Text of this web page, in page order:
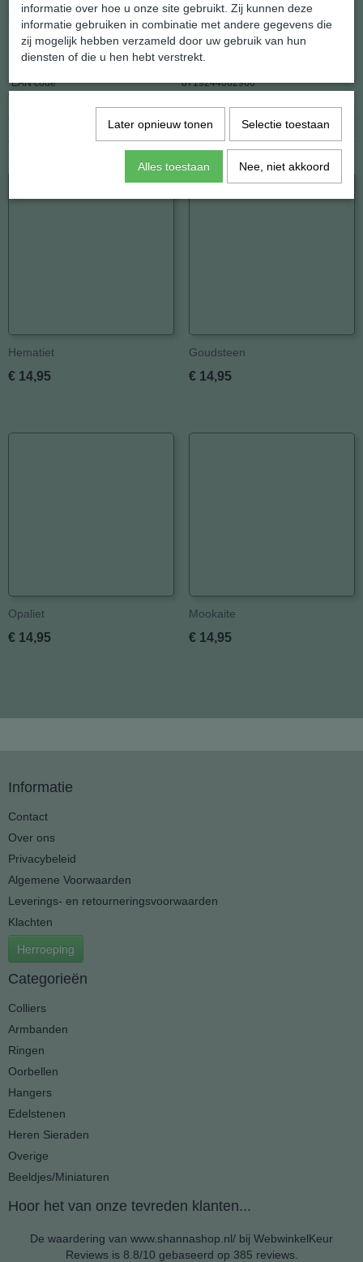
Compleet met koordje om direct te kunnen dragen.
Specificaties
EAN code 8719244062966
4,00 g
25 x 25 x 0 mm
Hematiet
€ 14,95
Goudsteen
€ 14,95
Opaliet
€ 14,95
Mookaite
€ 14,95
Informatie
Contact
Over ons
Privacybeleid
Algemene Voorwaarden
Leverings- en retourneringsvoorwaarden
Klachten
Herroeping
Categorieën
Colliers
Armbanden
Ringen
Oorbellen
Hangers
Edelstenen
Heren Sieraden
Overige
Beeldjes/Miniaturen
Hoor het van onze tevreden klanten...
De waardering van www.shannashop.nl/ bij WebwinkelKeur
Reviewsis 8.8/10 gebaseerd op 385 reviews.
informatie over hoe u onze site gebruikt. Zij kunnen deze
informatie gebruiken in combinatie met andere gegevens die
zij mogelijk hebben verzameld door uw gebruik van hun
diensten of die u hen hebt verstrekt.
Later opnieuw tonen Selectie toestaan
Alles toestaan Nee, niet akkoord